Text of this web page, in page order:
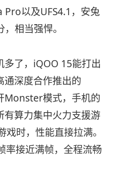
Pro以及UFS4.1，安兔
相当强悍。
多了，iQOO 15能打出
通深度合作推出的
Monster模式，手机的
有算力集中火力支援游
时，性能直接拉满。
率接近满帧，全程流畅